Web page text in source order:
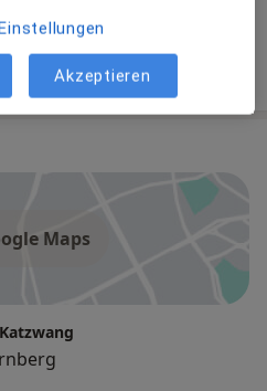
Maps
Akzeptieren